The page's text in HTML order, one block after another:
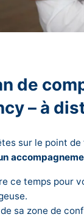
de
– à
sur le point
ce temps pour
sa zone de